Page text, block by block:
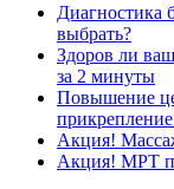
Диагностика
выбрать?
Здоров ли
за 2 минуты
Повышение
Акция!
Акция! МРТ